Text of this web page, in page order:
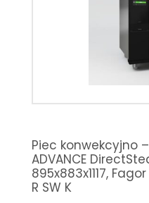
Piec konwekcyjno
ADVANCE
895x883x1117,
R SW K